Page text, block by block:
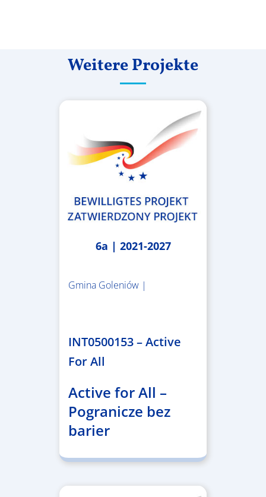
Weitere Projekte
6a | 2021-2027
Gmina Goleniów |
INT0500153 – Active
For All
Active for All –
Pogranicze bez
barier